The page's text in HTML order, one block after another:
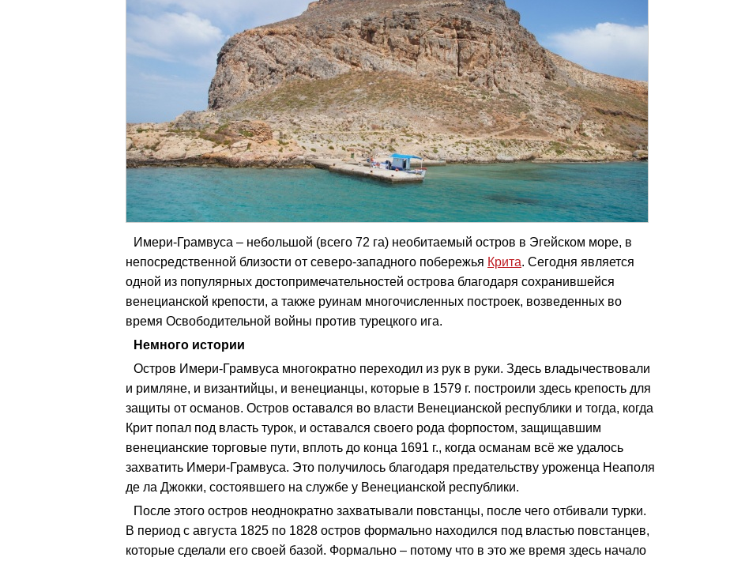
Имери-Грамвуса – небольшой (всего 72 га) необитаемый остров в Эгейском море, в
непосредственной близости от северо-западного побережья Крита. Сегодня является
одной из популярных достопримечательностей острова благодаря сохранившейся
венецианской крепости, а также руинам многочисленных построек, возведенных во
время Освободительной войны против турецкого ига.
Немного истории
Остров Имери-Грамвуса многократно переходил из рук в руки. Здесь владычествовали
и римляне, и византийцы, и венецианцы, которые в 1579 г. построили здесь крепость для
защиты от османов. Остров оставался во власти Венецианской республики и тогда, когда
Крит попал под власть турок, и оставался своего рода форпостом, защищавшим
венецианские торговые пути, вплоть до конца 1691 г., когда османам всё же удалось
захватить Имери-Грамвуса. Это получилось благодаря предательству уроженца Неаполя
де ла Джокки, состоявшего на службе у Венецианской республики.
После этого остров неоднократно захватывали повстанцы, после чего отбивали турки.
В период с августа 1825 по 1828 остров формально находился под властью повстанцев,
которые сделали его своей базой. Формально – потому что в это же время здесь начало